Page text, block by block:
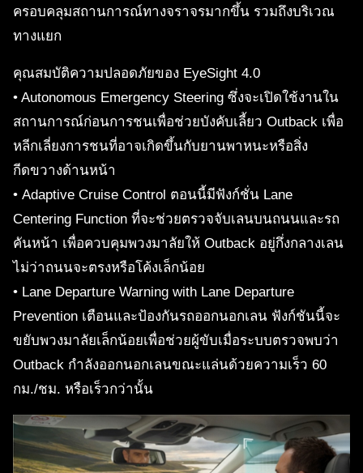
ครอบคลุมสถานการณ์ทางจราจรมากขึ้น รวมถึงบริเวณ
ทางแยก
คุณสมบัติความปลอดภัยของ EyeSight 4.0
• Autonomous Emergency Steering ซึ่งจะเปิดใช้งานใน
สถานการณ์ก่อนการชนเพื่อช่วยบังคับเลี้ยว Outback เพื่อ
หลีกเลี่ยงการชนที่อาจเกิดขึ้นกับยานพาหนะหรือสิ่ง
กีดขวางด้านหน้า
• Adaptive Cruise Control ตอนนี้มีฟังก์ชั่น Lane
Centering Function ที่จะช่วยตรวจจับเลนบนถนนและรถ
คันหน้า เพื่อควบคุมพวงมาลัยให้ Outback อยู่กึ่งกลางเลน
ไม่ว่าถนนจะตรงหรือโค้งเล็กน้อย
• Lane Departure Warning with Lane Departure
Prevention เตือนและป้องกันรถออกนอกเลน ฟังก์ชันนี้จะ
ขยับพวงมาลัยเล็กน้อยเพื่อช่วยผู้ขับเมื่อระบบตรวจพบว่า
Outback กำลังออกนอกเลนขณะแล่นด้วยความเร็ว 60
กม./ชม. หรือเร็วกว่านั้น